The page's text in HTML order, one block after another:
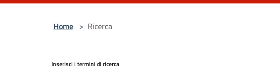
Home > Ricerca
Inserisci i termini di ricerca